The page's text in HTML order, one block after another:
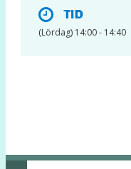
TID
(Lördag) 14:00 - 14:40